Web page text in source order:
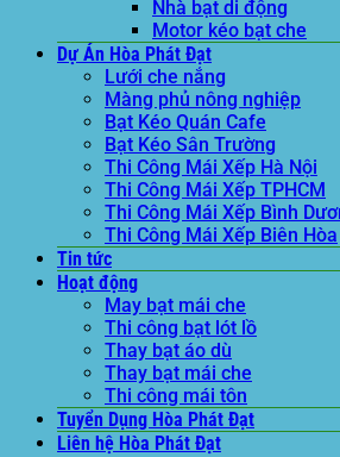
Nhà bạt di động
Motor kéo bạt che
Dự Án Hòa Phát Đạt
Lưới che nắng
Màng phủ nông nghiệp
Bạt Kéo Quán Cafe
Bạt Kéo Sân Trường
Thi Công Mái Xếp Hà Nội
Thi Công Mái Xếp TPHCM
Thi Công Mái Xếp Bình
Thi Công Mái Xếp Biên Hòa
Tin tức
Hoạt động
May bạt mái che
Thi công bạt lót lồ
Thay bạt áo dù
Thay bạt mái che
Thi công mái tôn
Tuyển Dụng Hòa Phát Đạt
Liên hệ Hòa Phát Đạt